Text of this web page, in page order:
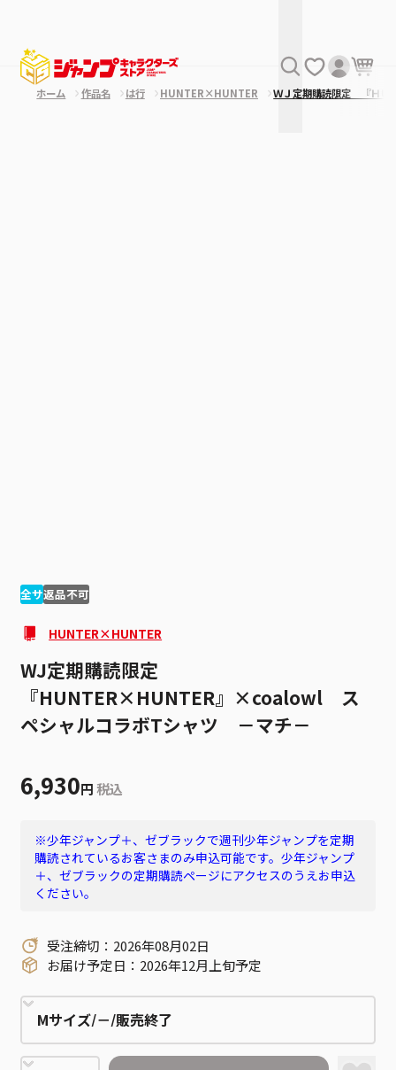
ホーム 作品名 は行 HUNTER×HUNTER ＷＪ定期購読限定 『Ｈ
全サ返品不可
HUNTER×HUNTER
WJ定期購読限定
『HUNTER×HUNTER』×coalowl ス
ペシャルコラボTシャツ －マチ－
6,930円 税込
※少年ジャンプ＋、ゼブラックで週刊少年ジャンプを定期
購読されているお客さまのみ申込可能です。少年ジャンプ
＋、ゼブラックの定期購読ページにアクセスのうえお申込
ください。
受注締切：2026年08月02日
お届け予定日：2026年12月上旬予定